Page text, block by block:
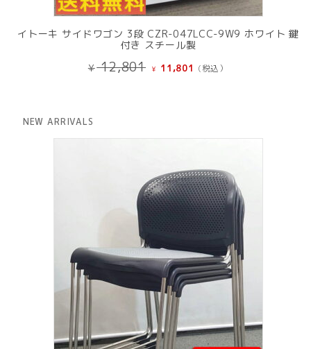
イトーキ サイドワゴン 3段 CZR-047LCC-9W9 ホワイト 鍵
付き スチール製
¥12,801
元
た。
¥ 11,801 現
す。
(税込）
NEW ARRIVALS